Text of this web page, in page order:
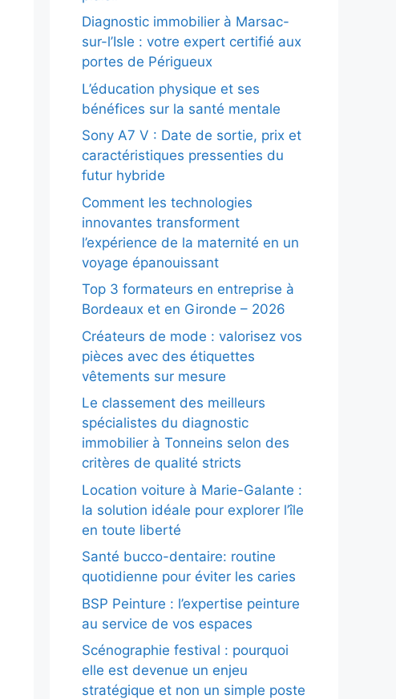
Diagnostic immobilier à Marsac-
sur-l’Isle : votre expert certifié aux
portes de Périgueux
L’éducation physique et ses
bénéfices sur la santé mentale
Sony A7 V : Date de sortie, prix et
caractéristiques pressenties du
futur hybride
Comment les technologies
innovantes transforment
l’expérience de la maternité en un
voyage épanouissant
Top 3 formateurs en entreprise à
Bordeaux et en Gironde – 2026
Créateurs de mode : valorisez vos
pièces avec des étiquettes
vêtements sur mesure
Le classement des meilleurs
spécialistes du diagnostic
immobilier à Tonneins selon des
critères de qualité stricts
Location voiture à Marie-Galante :
la solution idéale pour explorer l’île
en toute liberté
Santé bucco-dentaire: routine
quotidienne pour éviter les caries
BSP Peinture : l’expertise peinture
au service de vos espaces
Scénographie festival : pourquoi
elle est devenue un enjeu
stratégique et non un simple poste